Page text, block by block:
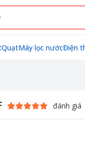
QuạtMáy lọc nướcĐiện
đánh giá